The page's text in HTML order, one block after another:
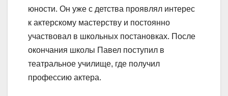
юности. Он уже с детства проявлял интерес
к актерскому мастерству и постоянно
участвовал в школьных постановках. После
окончания школы Павел поступил в
театральное училище, где получил
профессию актера.